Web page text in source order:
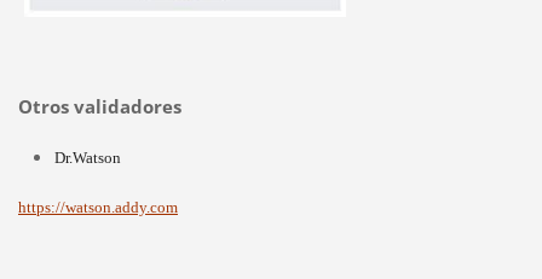
Otros validadores
Dr.Watson
https://watson.addy.com